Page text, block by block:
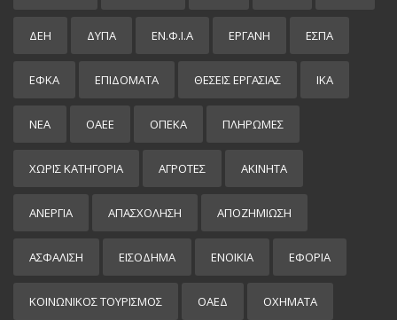
ΔΕΗ ΔΥΠΑ ΕΝ.Φ.Ι.Α ΕΡΓΑΝΗ ΕΣΠΑ
ΕΦΚΑ ΕΠΙΔΌΜΑΤΑ ΘΕΣΕΙΣ ΕΡΓΑΣΙΑΣ ΙΚΑ
ΝΕΑ ΟΑΕΕ ΟΠΕΚΑ ΠΛΗΡΩΜΕΣ
ΧΩΡΊΣ ΚΑΤΗΓΟΡΊΑ ΑΓΡΟΤΕΣ ΑΚΙΝΗΤΑ
ΑΝΕΡΓΙΑ ΑΠΑΣΧΟΛΗΣΗ ΑΠΟΖΗΜΙΩΣΗ
ΑΣΦΑΛΙΣΗ ΕΙΣΌΔΗΜΑ ΕΝΟΙΚΙΑ ΕΦΟΡΙΑ
ΚΟΙΝΩΝΙΚΟΣ ΤΟΥΡΙΣΜΟΣ ΟΑΕΔ ΟΧΗΜΑΤΑ